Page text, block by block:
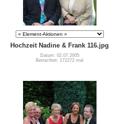
Hochzeit Nadine & Frank 116.jpg
Datum: 02.07.2005
Betrachtet: 172272 mal